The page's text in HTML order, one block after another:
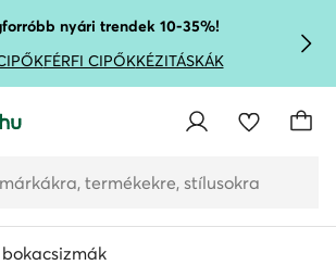
nyári trendek 10-35%!
FÉRFI CIPŐKKÉZITÁSKÁK
termékekre, stílusokra